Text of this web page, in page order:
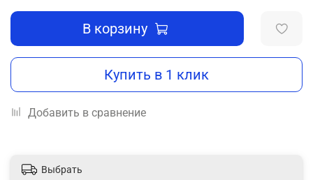
В корзину
Купить в 1 клик
Добавить в сравнение
Выбрать